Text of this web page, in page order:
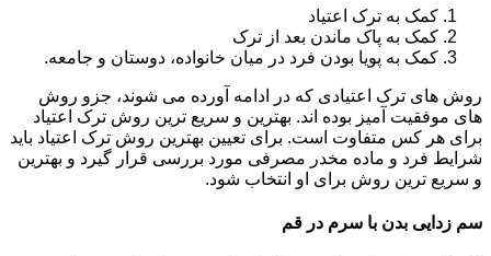
کمک به ترک اعتیاد
کمک به پاک ماندن بعد از ترک
کمک به پویا بودن فرد در میان خانواده، دوستان و جامعه.
روش های ترک اعتیادی که در ادامه آورده می شوند، جزو روش
های موفقیت آمیز بوده اند. بهترین و سریع ترین روش ترک اعتیاد
برای هر کس متفاوت است. برای تعیین بهترین روش ترک اعتیاد باید
شرایط فرد و ماده مخدر مصرفی مورد بررسی قرار گیرد و بهترین
و سریع ترین روش برای او انتخاب شود.
سم زدایی بدن با سرم در قم